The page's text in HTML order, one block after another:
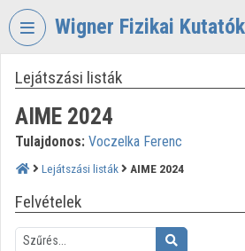
Fejléc kihagyása
Wigner Fizikai
VIDEOTORIUM
WIGNER
FIZIKAI
KUTATÓKÖZPONT
Intézményi kezdőlap
Bejelentkezés
Lejátszási listák
AIME 2024
Tulajdonos: Voczelka Ferenc
Lejátszási listák AIME 2024
Felvételek